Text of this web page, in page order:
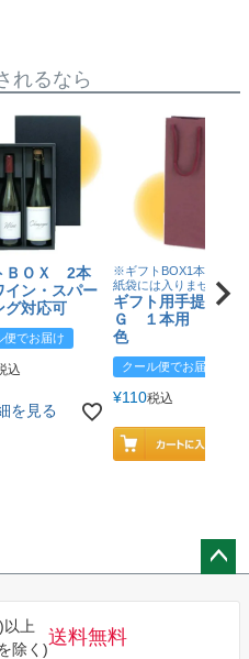
れるなら
ＢＯＸ 2本
ン・スパー
グ対応可
便でお届け
込
を見る
※ギフトBOX1本用はこ
紙袋には入りません
ギフト用手提げＢ
Ｇ １本用 エン
色
クール便でお届け
¥110税込
上
除く)
送料無料